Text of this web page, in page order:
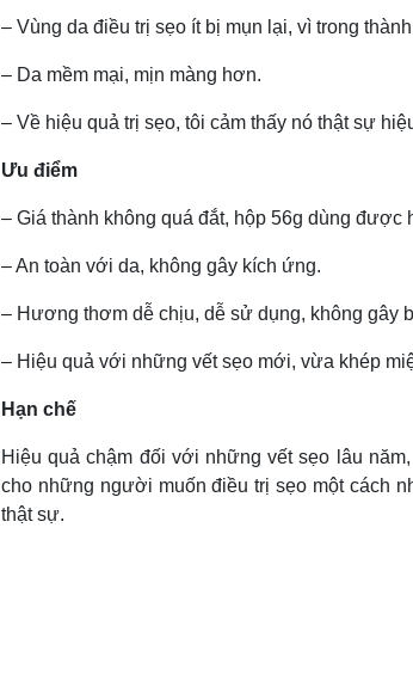
– Vùng da điều trị sẹo ít bị mụn lại, vì trong
– Da mềm mại, mịn màng hơn.
– Về hiệu quả trị sẹo, tôi cảm thấy nó thật sự
Ưu điểm
– Giá thành không quá đắt, hộp 56g dùng được
– An toàn với da, không gây kích ứng.
– Hương thơm dễ chịu, dễ sử dụng, không gây
– Hiệu quả với những vết sẹo mới, vừa khép
Hạn chế
Hiệu quả chậm đối với những vết sẹo lâu
cho những người muốn điều trị sẹo một cách
thật sự.